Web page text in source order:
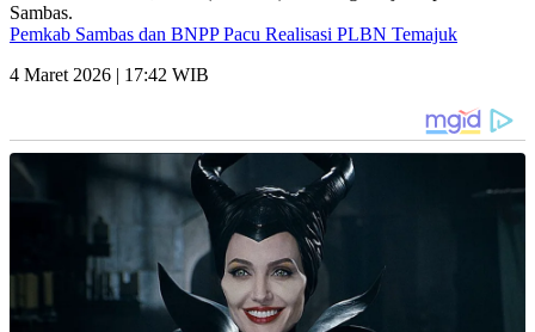
Pemkab Sambas dan BNPP Pacu Realisasi PLBN Temajuk
4 Maret 2026 | 17:42 WIB